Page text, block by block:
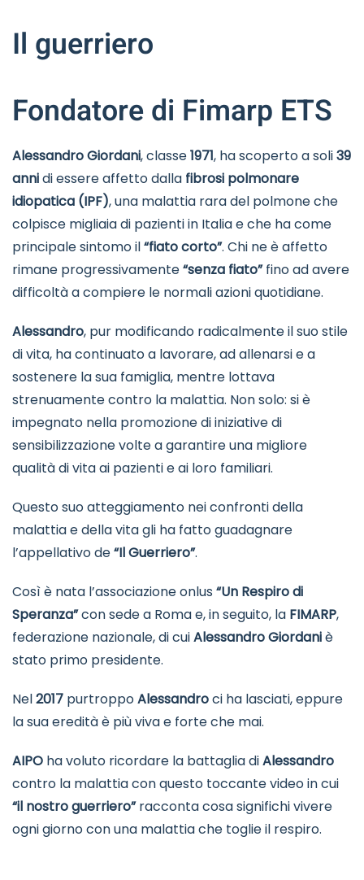
Il guerriero
Fondatore di Fimarp ETS
Alessandro Giordani, classe1971, ha scoperto a soli39
annidi essere affetto dalla fibrosi polmonare
idiopatica (IPF), una malattia rara del polmone che
colpisce migliaia di pazienti in Italia e che ha come
principale sintomo il“fiato corto”. Chi ne è affetto
rimane progressivamente“senza fiato”fino ad avere
difficoltà a compiere le normali azioni quotidiane.
Alessandro, pur modificando radicalmente il suo stile
di vita, ha continuato a lavorare, ad allenarsi e a
sostenere la sua famiglia, mentre lottava
strenuamente contro la malattia. Non solo: si è
impegnato nella promozione di iniziative di
sensibilizzazione volte a garantire una migliore
qualità di vita ai pazienti e ai loro familiari.
Questo suo atteggiamento nei confronti della
malattia e della vita gli ha fatto guadagnare
l’appellativo de“Il Guerriero”.
Così è nata l’associazione onlus “Un Respiro di
Speranza”con sede a Roma e, in seguito, la FIMARP,
federazione nazionale, di cuiAlessandro Giordaniè
stato primo presidente.
Nel2017 purtroppoAlessandroci ha lasciati, eppure
la sua eredità è più viva e forte che mai.
AIPO ha voluto ricordare la battaglia diAlessandro
contro la malattia con questo toccante video in cui
“il nostro guerriero”racconta cosa significhi vivere
ogni giorno con una malattia che toglie il respiro.